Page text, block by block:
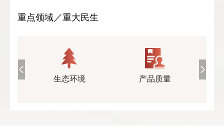
重点领域／重大民生
生态环境 产品质量
公共企事业